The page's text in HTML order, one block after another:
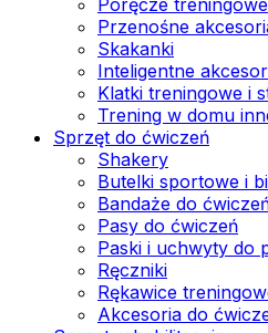
Przenośne
Skakanki
Inteligentne
Klatki treningowe i
Trening w domu
Sprzęt do ćwiczeń
Shakery
Butelki sportowe i
Bandaże do
Pasy do ćwiczeń
Paski i uchwyty do
Ręczniki
Rękawice
Akcesoria do